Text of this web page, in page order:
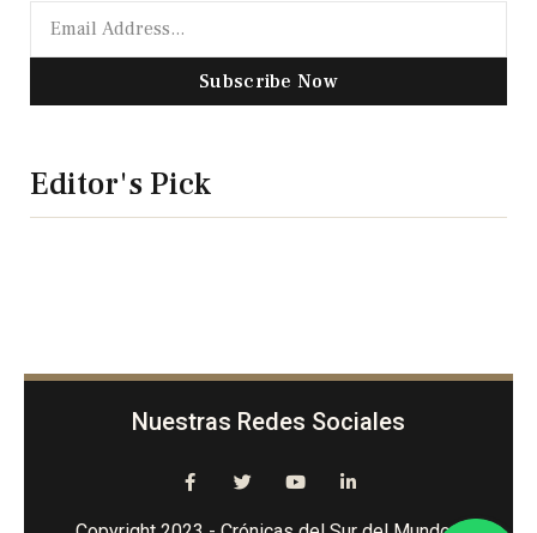
Subscribe Now
Editor's Pick
Nuestras Redes Sociales